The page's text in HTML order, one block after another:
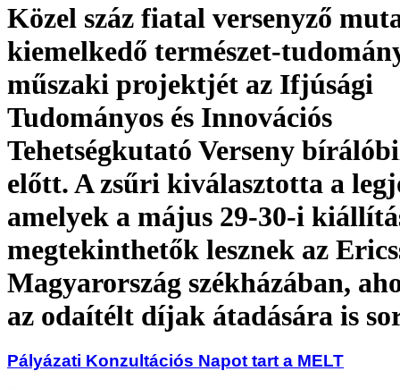
Közel száz fiatal versenyző
kiemelkedő természet-
műszaki projektjét az Ifjúsági
Tudományos és Innovációs
Tehetségkutató Verseny
előtt. A zsűri kiválasztotta a
amelyek a május 29-30-i
megtekinthetők lesznek az
Magyarország székházában,
az odaítélt díjak átadására is
Pályázati Konzultációs Napot tart a MELT